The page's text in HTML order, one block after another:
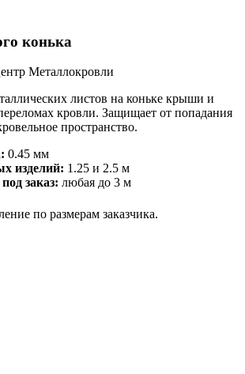
конька
Металлокровли
листов на коньке крыши и
кровли. Защищает от попадания
пространство.
0.45 мм
изделий: 1.25 и 2.5 м
заказ: любая до 3 м
по размерам заказчика.